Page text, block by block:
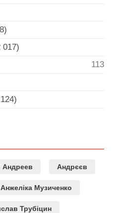
017)
113
Андреев Андрєєв
Анжеліка Музиченко
Трубіцин